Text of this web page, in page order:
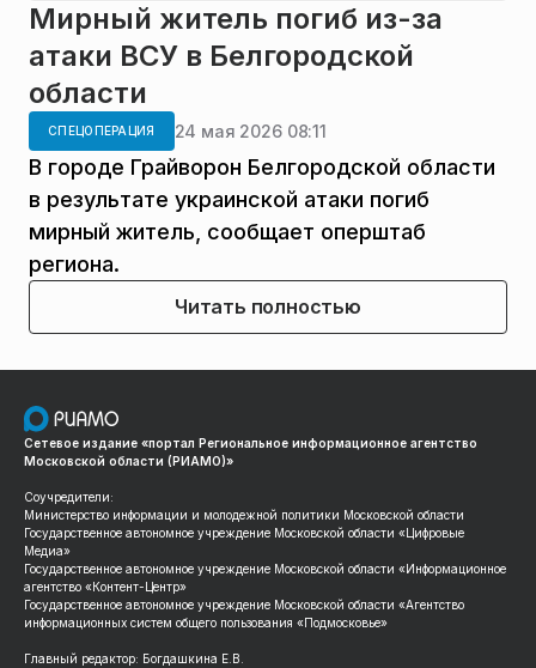
Мирный житель погиб из-за
атаки ВСУ в Белгородской
области
СПЕЦОПЕРАЦИЯ 24 мая 2026 08:11
В городе Грайворон Белгородской области
в результате украинской атаки погиб
мирный житель, сообщает оперштаб
региона.
Читать полностью
Сетевое издание «портал Региональное информационное агентство
Московской области (РИАМО)»
Соучредители:
Министерство информации и молодежной политики Московской области
Государственное автономное учреждение Московской области «Цифровые
Медиа»
Государственное автономное учреждение Московской области «Информационное
агентство «Контент-Центр»
Государственное автономное учреждение Московской области «Агентство
информационных систем общего пользования «Подмосковье»
Главный редактор: Богдашкина Е.В.